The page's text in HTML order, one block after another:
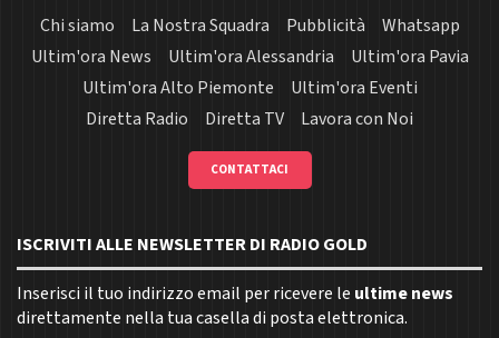
Chi siamo La Nostra Squadra Pubblicità
Whatsapp
Ultim'ora News
Ultim'ora Alessandria
Ultim'ora Pavia
Ultim'ora Alto Piemonte
Ultim'ora Eventi
Diretta Radio
Diretta TV Lavora con Noi
CONTATTACI
ISCRIVITI ALLE NEWSLETTER DI RADIO GOLD
Inserisci il tuo indirizzo email per ricevere le ultime news
direttamente nella tua casella di posta elettronica.